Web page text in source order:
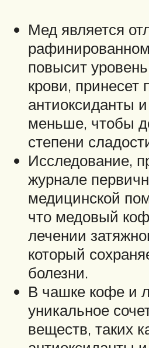
Мед является
повысит
крови, принесет
антиоксиданты и
меньше, чтобы
степени
Исследование,
журнале
медицинской
что медовый
лечении
который
болезни.
В чашке кофе и
уникальное
веществ, таких